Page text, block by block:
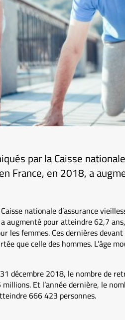
par la Caisse
France, en 2018, a
nationale d’assurance
augmenté pour atteindre 62,7
les femmes. Ces dernières
que celle des hommes. L’âge
décembre 2018, le nombre de
Et l’année dernière, le
666 423 personnes.